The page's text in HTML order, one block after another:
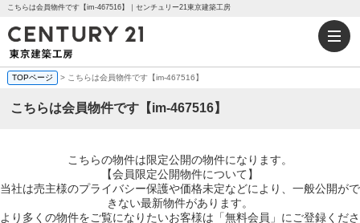
こちらは会員物件です【im-467516】｜センチュリー21東京建築工房
TOPページ > こちらは会員物件です【im-467516】
こちらは会員物件です【im-467516】
こちらの物件は限定公開の物件になります。
【会員限定公開物件について】
当社は売主様のプライバシー保護や価格未定などにより、一般公開がで
きない最新物件があります。
より多くの物件をご覧になりたいお客様は「無料会員」にご登録くださ